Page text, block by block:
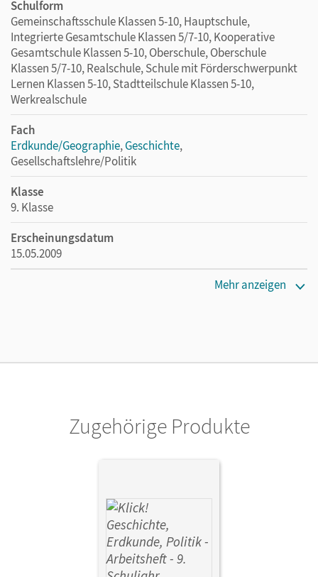
Schulform
Gemeinschaftsschule Klassen 5-10, Hauptschule,
Integrierte Gesamtschule Klassen 5/7-10, Kooperative
Gesamtschule Klassen 5-10, Oberschule, Oberschule
Klassen 5/7-10, Realschule, Schule mit Förderschwerpunkt
Lernen Klassen 5-10, Stadtteilschule Klassen 5-10,
Werkrealschule
Fach
Erdkunde/Geographie,Geschichte,
Gesellschaftslehre/Politik
Klasse
9. Klasse
Erscheinungsdatum
15.05.2009
Mehr anzeigen
Zugehörige Produkte